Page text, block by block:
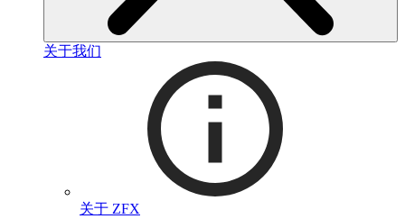
关于我们
关于 ZFX